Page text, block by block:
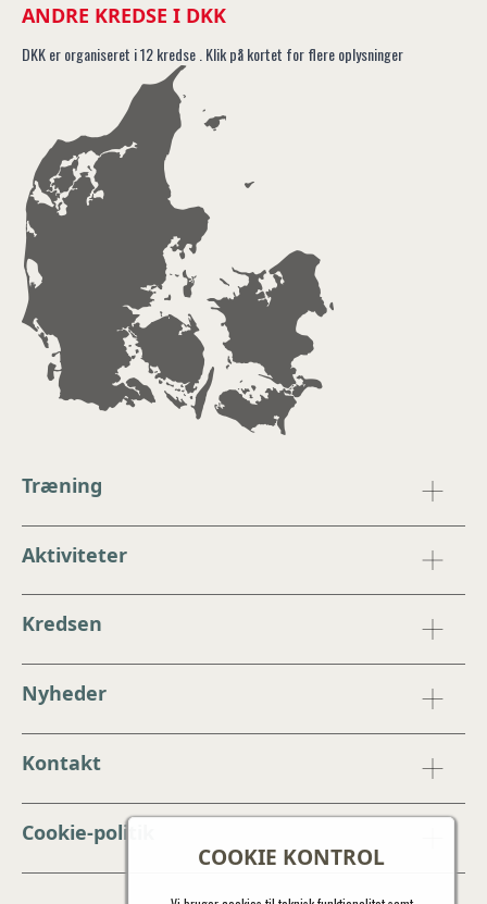
COOKIE KONTROL
ANDRE KREDSE I DKK
DKK er organiseret i 12 kredse . Klik på kortet for flere oplysninger
Træning
Aktiviteter
Kredsen
Nyheder
Kontakt
Cookie-politik